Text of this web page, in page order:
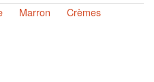
Marron Crèmes